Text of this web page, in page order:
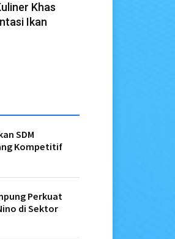
Khas
Ikan
SDM
Kompetitif
Perkuat
di Sektor